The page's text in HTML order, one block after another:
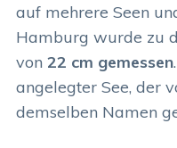
auf mehrere Seen
Hamburg wurde zu
von 22 cm gemessen
angelegter See, der
demselben Namen